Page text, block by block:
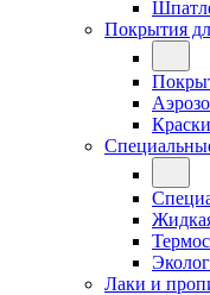
Покрытия
Лаки и